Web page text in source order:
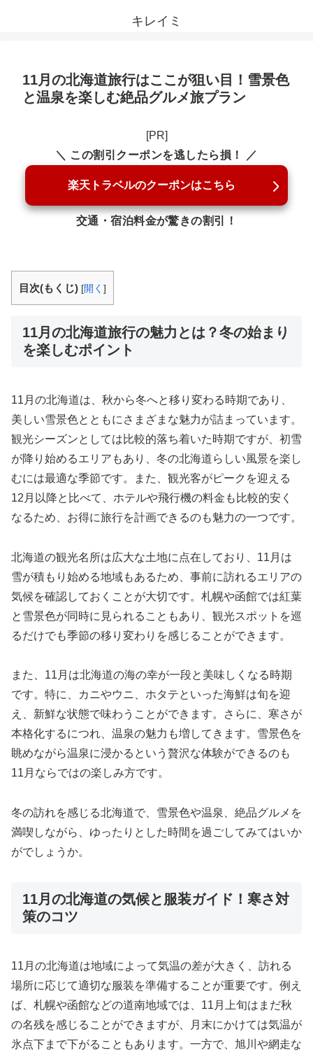
キレイミ
11月の北海道旅行はここが狙い目！雪景色
と温泉を楽しむ絶品グルメ旅プラン
[PR]
＼ この割引クーポンを逃したら損！ ／
楽天トラベルのクーポンはこちら
交通・宿泊料金が驚きの割引！
目次(もくじ) [開く ]
11月の北海道旅行の魅力とは？冬の始まり
を楽しむポイント
11月の北海道は、秋から冬へと移り変わる時期であり、
美しい雪景色とともにさまざまな魅力が詰まっています。
観光シーズンとしては比較的落ち着いた時期ですが、初雪
が降り始めるエリアもあり、冬の北海道らしい風景を楽し
むには最適な季節です。また、観光客がピークを迎える
12月以降と比べて、ホテルや飛行機の料金も比較的安く
なるため、お得に旅行を計画できるのも魅力の一つです。
北海道の観光名所は広大な土地に点在しており、11月は
雪が積もり始める地域もあるため、事前に訪れるエリアの
気候を確認しておくことが大切です。札幌や函館では紅葉
と雪景色が同時に見られることもあり、観光スポットを巡
るだけでも季節の移り変わりを感じることができます。
また、11月は北海道の海の幸が一段と美味しくなる時期
です。特に、カニやウニ、ホタテといった海鮮は旬を迎
え、新鮮な状態で味わうことができます。さらに、寒さが
本格化するにつれ、温泉の魅力も増してきます。雪景色を
眺めながら温泉に浸かるという贅沢な体験ができるのも
11月ならではの楽しみ方です。
冬の訪れを感じる北海道で、雪景色や温泉、絶品グルメを
満喫しながら、ゆったりとした時間を過ごしてみてはいか
がでしょうか。
11月の北海道の気候と服装ガイド！寒さ対
策のコツ
11月の北海道は地域によって気温の差が大きく、訪れる
場所に応じて適切な服装を準備することが重要です。例え
ば、札幌や函館などの道南地域では、11月上旬はまだ秋
の名残を感じることができますが、月末にかけては気温が
氷点下まで下がることもあります。一方で、旭川や網走な